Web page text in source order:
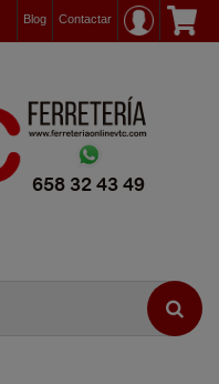
Contactar
Blog